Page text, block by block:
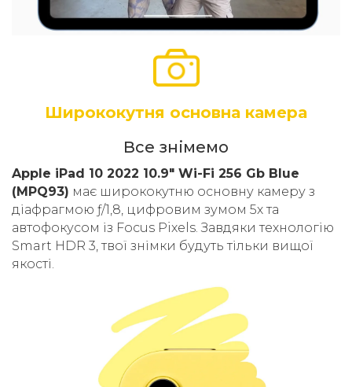
Ширококутня основна камера
Все знімемо
Apple iPad 10 2022 10.9" Wi-Fi 256 Gb Blue
(MPQ93) має ширококутню основну камеру з
діафрагмою ƒ/1,8, цифровим зумом 5х та
автофокусом із Focus Pixels. Завдяки технологію
Smart HDR 3, твої знімки будуть тільки вищої
якості.